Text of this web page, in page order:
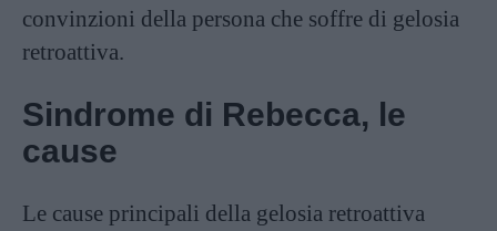
convinzioni della persona che soffre di gelosia
retroattiva.
Sindrome di Rebecca, le
cause
Le cause principali della gelosia retroattiva